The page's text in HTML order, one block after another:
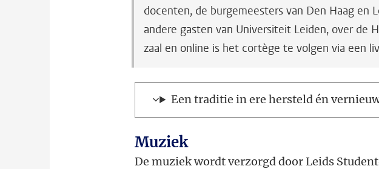
docenten, de burgemeesters van Den Haag en
andere gasten van Universiteit Leiden, over de
zaal en online is het cortège te volgen via een
Een traditie in ere hersteld én
Muziek
De muziek wordt verzorgd door Leids